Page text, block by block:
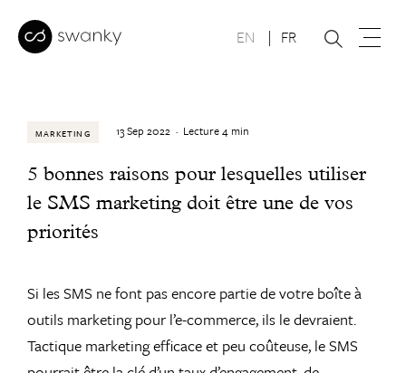
FR
EN
MARKETING 13 Sep 2022 · Lecture4 min
5 bonnes raisons pour lesquelles utiliser
le SMS marketing doit être une de vos
priorités
Si les SMS ne font pas encore partie de votre boîte à
outils marketing pour l’e-commerce, ils le devraient.
Tactique marketing efficace et peu coûteuse, le SMS